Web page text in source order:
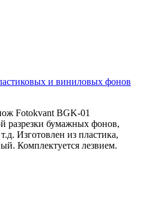
и виниловых фонов
Fotokvant BGK-01
разрезки бумажных фонов,
Изготовлен из пластика,
Комплектуется лезвием.